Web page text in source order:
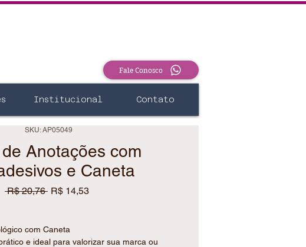
Fale Conosco
Institucional Contato
SKU: AP05049
Anotações com
e Caneta
R$ 20,76 Preço
R$ 14,53Preço
com Caneta
e ideal para valorizar sua marca ou